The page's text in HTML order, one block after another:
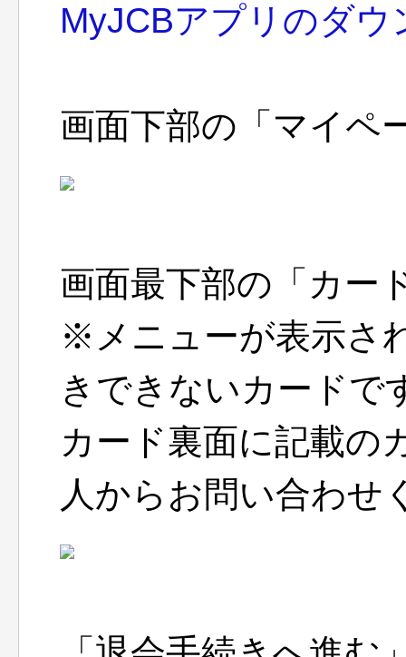
MyJCBアプリのダ
画面下部の「マイペ
画面最下部の「カー
※メニューが表示さ
きできないカードで
カード裏面に記載の
人からお問い合わせ